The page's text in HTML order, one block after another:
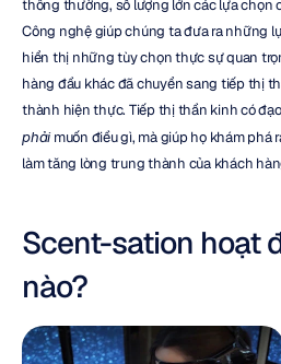
thông thường, số lượng lớn các lựa chọn
Công nghệ giúp chúng ta đưa ra những
hiển thị những tùy chọn thực sự quan
hàng đầu khác đã chuyển sang tiếp thị
phải muốn điều gì, mà giúp họ khám phá
làm tăng lòng trung thành của khách
Scent-sation hoạt
nào?